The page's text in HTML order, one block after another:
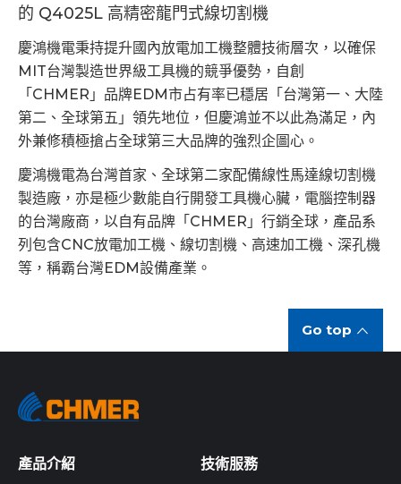
的 Q4025L 高精密龍門式線切割機
慶鴻機電秉持提升國內放電加工機整體技術層次，以確保
MIT台灣製造世界級工具機的競爭優勢，自創
「CHMER」品牌EDM市占有率已穩居「台灣第一、大陸
第二、全球第五」領先地位，但慶鴻並不以此為滿足，內
外兼修積極搶占全球第三大品牌的強烈企圖心。
慶鴻機電為台灣首家、全球第二家配備線性馬達線切割機
製造廠，亦是極少數能自行開發工具機心臟，電腦控制器
的台灣廠商，以自有品牌「CHMER」行銷全球，產品系
列包含CNC放電加工機、線切割機、高速加工機、深孔機
等，稱霸台灣EDM設備產業。
Go top
產品介紹 技術服務